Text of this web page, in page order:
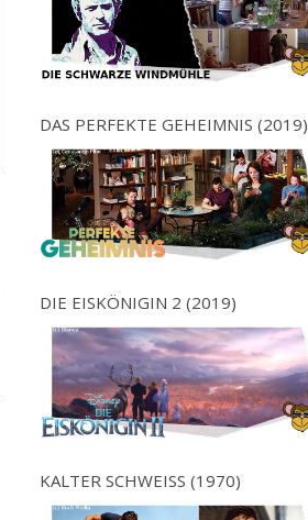
DAS PERFEKTE GEHEIMNIS (2019)
DIE EISKÖNIGIN 2 (2019)
KALTER SCHWEISS (1970)